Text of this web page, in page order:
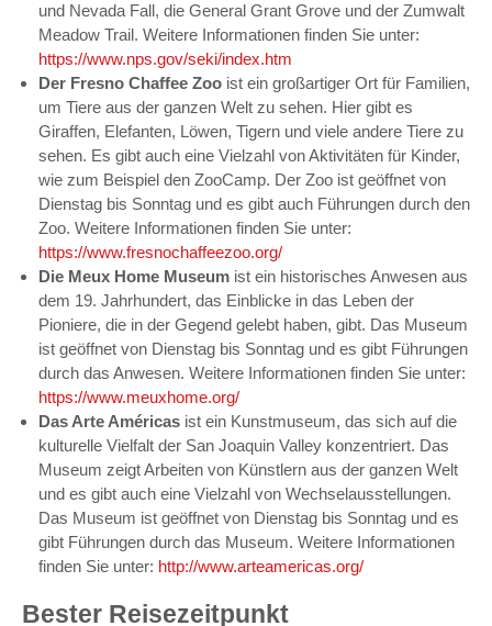
und Nevada Fall, die General Grant Grove und der Zumwalt
Meadow Trail. Weitere Informationen finden Sie unter:
https://www.nps.gov/seki/index.htm
Der Fresno Chaffee Zoo ist ein großartiger Ort für Familien,
um Tiere aus der ganzen Welt zu sehen. Hier gibt es
Giraffen, Elefanten, Löwen, Tigern und viele andere Tiere zu
sehen. Es gibt auch eine Vielzahl von Aktivitäten für Kinder,
wie zum Beispiel den ZooCamp. Der Zoo ist geöffnet von
Dienstag bis Sonntag und es gibt auch Führungen durch den
Zoo. Weitere Informationen finden Sie unter:
https://www.fresnochaffeezoo.org/
Die Meux Home Museum ist ein historisches Anwesen aus
dem 19. Jahrhundert, das Einblicke in das Leben der
Pioniere, die in der Gegend gelebt haben, gibt. Das Museum
ist geöffnet von Dienstag bis Sonntag und es gibt Führungen
durch das Anwesen. Weitere Informationen finden Sie unter:
https://www.meuxhome.org/
Das Arte Américas ist ein Kunstmuseum, das sich auf die
kulturelle Vielfalt der San Joaquin Valley konzentriert. Das
Museum zeigt Arbeiten von Künstlern aus der ganzen Welt
und es gibt auch eine Vielzahl von Wechselausstellungen.
Das Museum ist geöffnet von Dienstag bis Sonntag und es
gibt Führungen durch das Museum. Weitere Informationen
finden Sie unter: http://www.arteamericas.org/
Bester Reisezeitpunkt